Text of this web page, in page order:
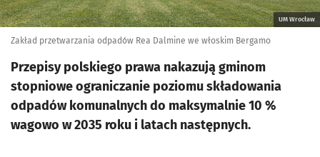
UM Wrocław
Zakład przetwarzania odpadów Rea Dalmine we włoskim Bergamo
Przepisy polskiego prawa nakazują gminom
stopniowe ograniczanie poziomu składowania
odpadów komunalnych do maksymalnie 10 %
wagowo w 2035 roku i latach następnych.